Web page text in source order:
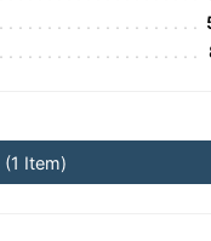
(1 Item)